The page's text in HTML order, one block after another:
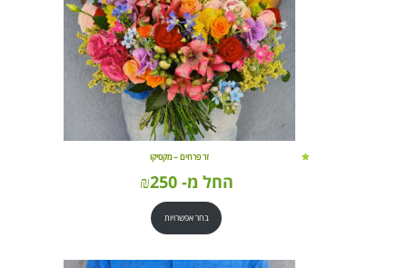
זר פרחים – מקסיקו
החל מ- ₪250
בחר אפשרויות